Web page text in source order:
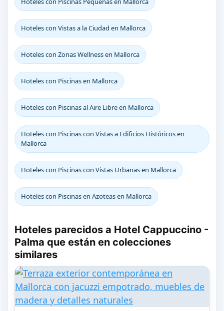
Hoteles con Vistas a la Ciudad en Mallorca
Hoteles con Zonas Wellness en Mallorca
Hoteles con Piscinas en Mallorca
Hoteles con Piscinas al Aire Libre en Mallorca
Hoteles con Piscinas con Vistas a Edificios Históricos en
Mallorca
Hoteles con Piscinas con Vistas Urbanas en Mallorca
Hoteles con Piscinas en Azoteas en Mallorca
Hoteles parecidos a Hotel Cappuccino -
Palma que están en colecciones
similares